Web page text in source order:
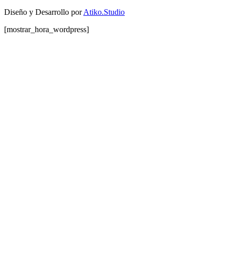
Diseño y Desarrollo porAtiko.Studio
[mostrar_hora_wordpress]